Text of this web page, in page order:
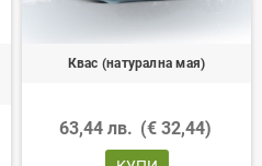
Квас (натурална мая)
63,44 лв. (€ 32,44)